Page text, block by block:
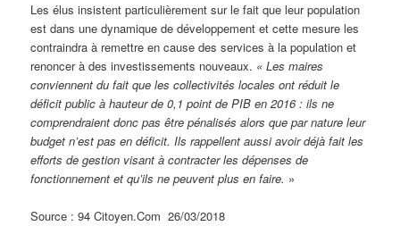
Les élus insistent particulièrement sur le fait que leur population
est dans une dynamique de développement et cette mesure les
contraindra à remettre en cause des services à la population et
renoncer à des investissements nouveaux. « Les maires
conviennent du fait que les collectivités locales ont réduit le
déficit public à hauteur de 0,1 point de PIB en 2016 : ils ne
comprendraient donc pas être pénalisés alors que par nature leur
budget n’est pas en déficit. Ils rappellent aussi avoir déjà fait les
efforts de gestion visant à contracter les dépenses de
fonctionnement et qu’ils ne peuvent plus en faire. »
Source : 94 Citoyen.Com 26/03/2018